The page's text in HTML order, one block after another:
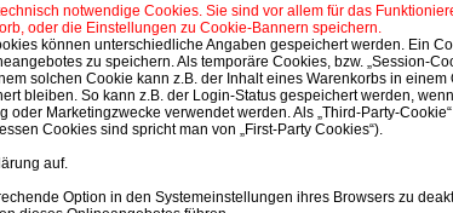
notwendige Cookies. Sie sind vor allem für das
oder die Einstellungen zu Cookie-Bannern speichern.
können unterschiedliche Angaben gespeichert werden. Ein
zu speichern. Als temporäre Cookies, bzw. „Session-
solchen Cookie kann z.B. der Inhalt eines Warenkorbs in
bleiben. So kann z.B. der Login-Status gespeichert werden,
Marketingzwecke verwendet werden. Als „Third-Party-
Cookies sind spricht man von „First-Party Cookies“).
auf.
Option in den Systemeinstellungen ihres Browsers zu